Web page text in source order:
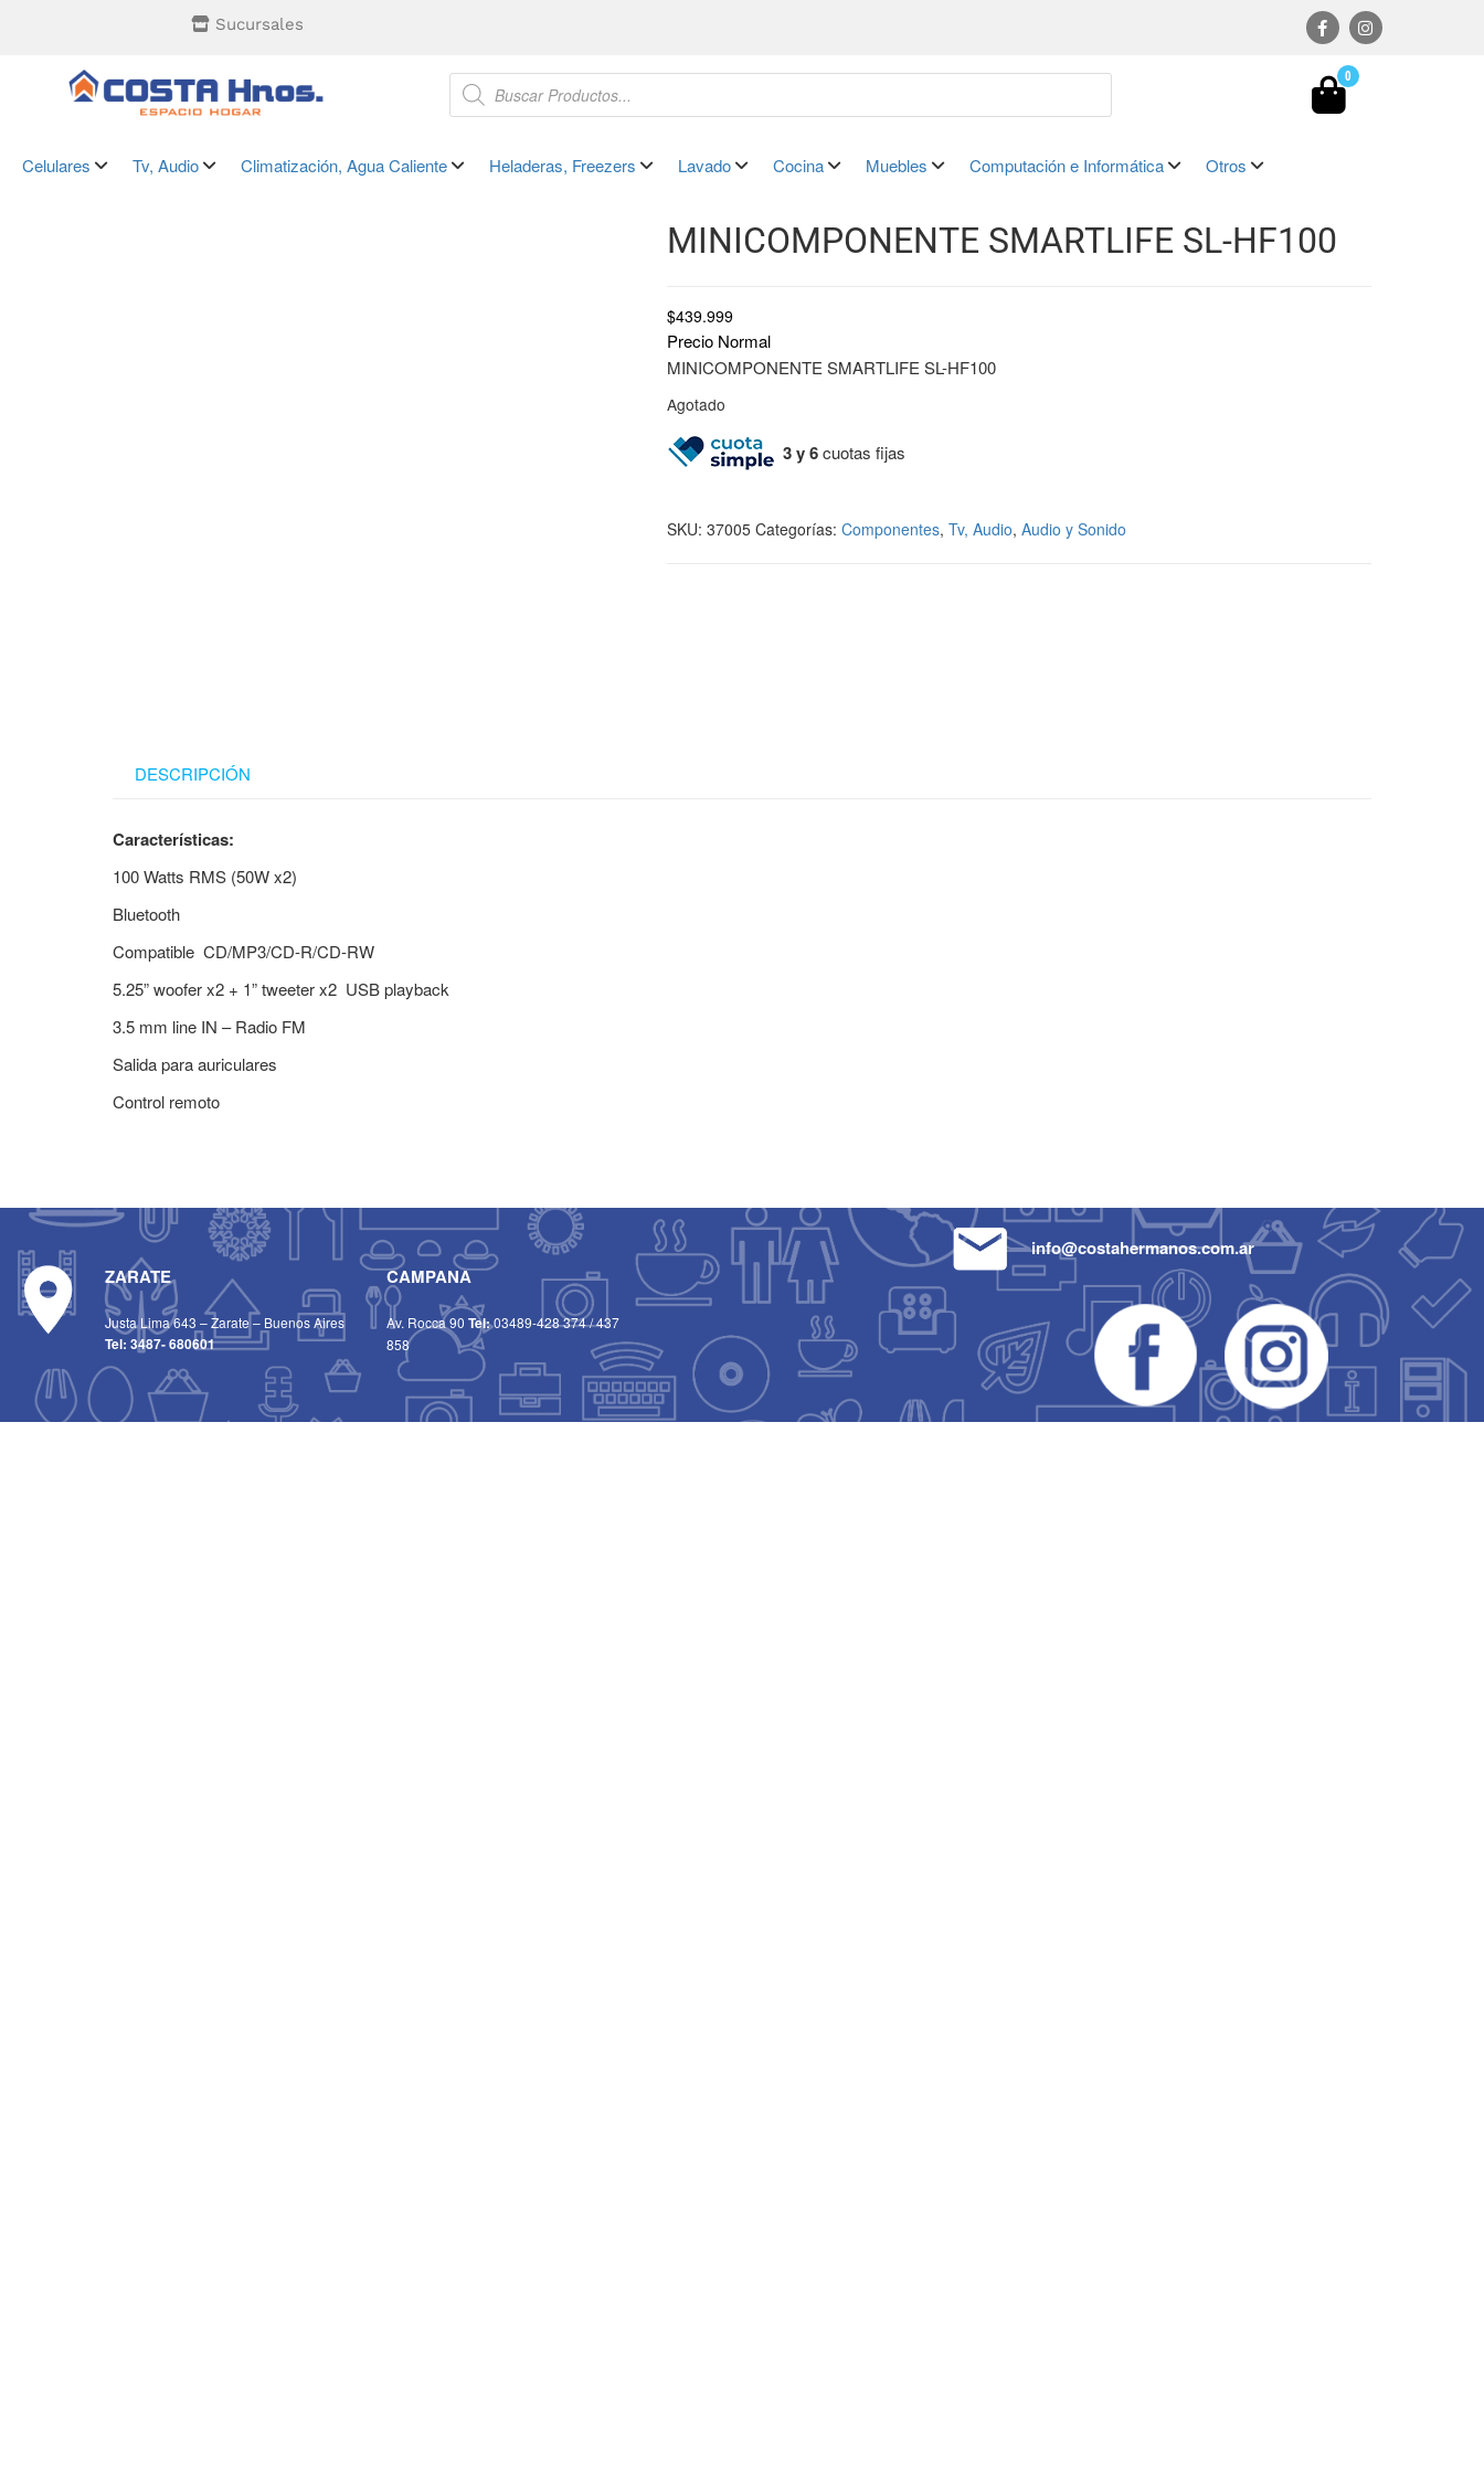
Sucursales
0
Celulares Tv, Audio Climatización, Agua Caliente Heladeras, Freezers Lavado Cocina Muebles Computación e Informática Otros
MINICOMPONENTE SMARTLIFE SL-HF100
$439.999
Precio Normal
MINICOMPONENTE SMARTLIFE SL-HF100
Agotado
3 y 6cuotas fijas
SKU: 37005 Categorías: Componentes, Tv, Audio, Audio y Sonido
DESCRIPCIÓN
Características:
100 Watts RMS (50W x2)
Bluetooth
Compatible CD/MP3/CD-R/CD-RW
5.25” woofer x2 + 1” tweeter x2 USB playback
3.5 mm line IN – Radio FM
Salida para auriculares
Control remoto
ZARATE
Justa Lima 643 – Zarate – Buenos Aires
Tel: 3487- 680601
CAMPANA
Av. Rocca 90Tel:03489-428 374/437
858
info@costahermanos.com.ar